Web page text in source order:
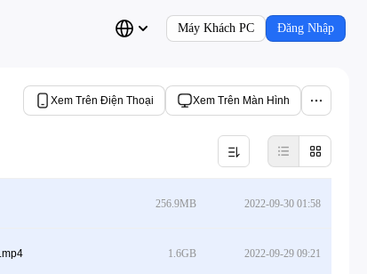
Máy Khách PC Đăng Nhập
Xem Trên Điện Thoại Xem Trên Màn Hình
256.9MB 2022-09-30 01:58
1.6GB 2022-09-29 09:21